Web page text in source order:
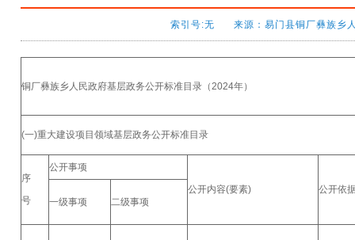
索引号:无 来源：易门县铜厂彝族
铜厂彝族乡人民政府基层政务公开标准目录（2024年）
(一)重大建设项目领域基层政务公开标准目录
序
号
公开事项
公开内容(要素)
公开依
一级事项
二级事项